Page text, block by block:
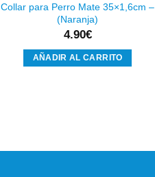
Collar para Perro Mate 35×1,6cm –
(Naranja)
4.90€
AÑADIR AL CARRITO